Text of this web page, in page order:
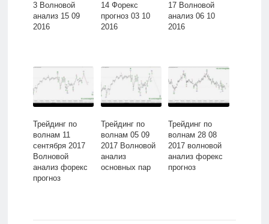
3 Волновой
анализ 15 09
2016
14 Форекс
прогноз 03 10
2016
17 Волновой
анализ 06 10
2016
Трейдинг по
волнам 11
сентября 2017
Волновой
анализ форекс
прогноз
Трейдинг по
волнам 05 09
2017 Волновой
анализ
основных пар
Трейдинг по
волнам 28 08
2017 волновой
анализ форекс
прогноз